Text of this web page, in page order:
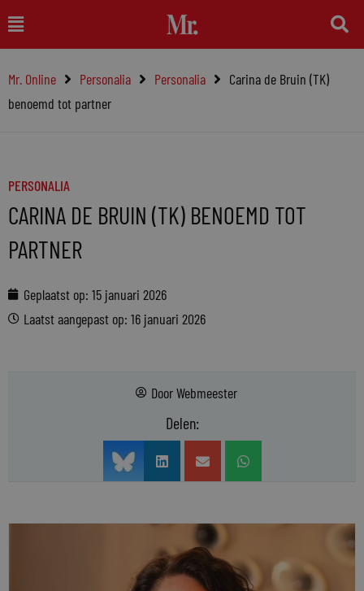
naar
inhoud
Main
Menu
Mr. Online Personalia Personalia
Carina de Bruin (TK)
benoemd tot partner
PERSONALIA
CARINA DE BRUIN (TK) BENOEMD TOT
PARTNER
Geplaatst op: 15 januari 2026
Laatst aangepast op: 16 januari 2026
DoorWebmeester
Delen: